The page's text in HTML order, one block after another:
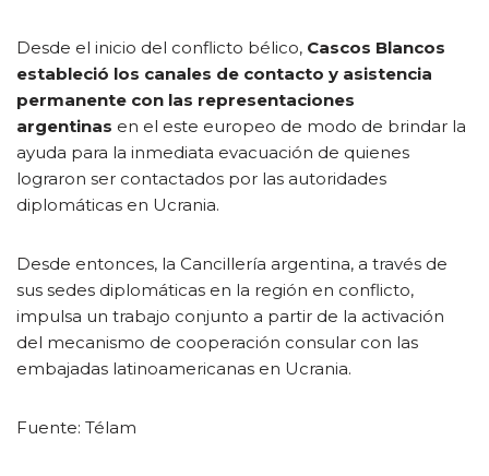
Desde el inicio del conflicto bélico, Cascos Blancos
estableció los canales de contacto y asistencia
permanente con las representaciones
argentinas en el este europeo de modo de brindar la
ayuda para la inmediata evacuación de quienes
lograron ser contactados por las autoridades
diplomáticas en Ucrania.
Desde entonces, la Cancillería argentina, a través de
sus sedes diplomáticas en la región en conflicto,
impulsa un trabajo conjunto a partir de la activación
del mecanismo de cooperación consular con las
embajadas latinoamericanas en Ucrania.
Fuente: Télam